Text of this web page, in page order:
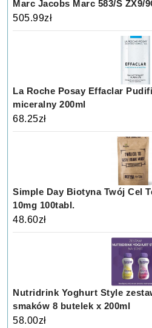
Marc Jacobs Marc 583/S ZX9/
505.99zł
La Roche Posay Effaclar
miceralny 200ml
68.25zł
Simple Day Biotyna Twój Cel
10mg 100tabl.
48.60zł
Nutridrink Yoghurt Style
smaków 8 butelek x 200ml
58.00zł